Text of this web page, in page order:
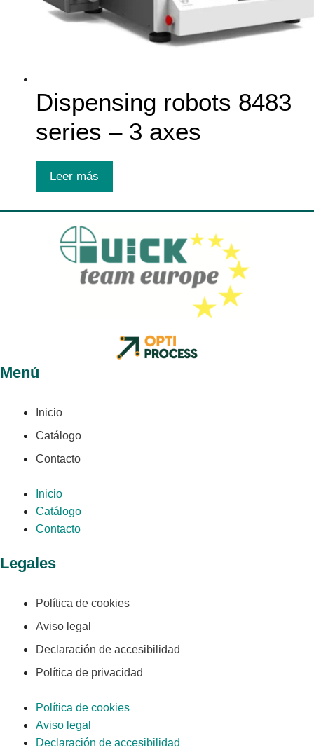
Dispensing robots 8483
series – 3 axes
Leer más
Menú
Inicio
Catálogo
Contacto
Inicio
Catálogo
Contacto
Legales
Política de cookies
Aviso legal
Declaración de accesibilidad
Política de privacidad
Política de cookies
Aviso legal
Declaración de accesibilidad